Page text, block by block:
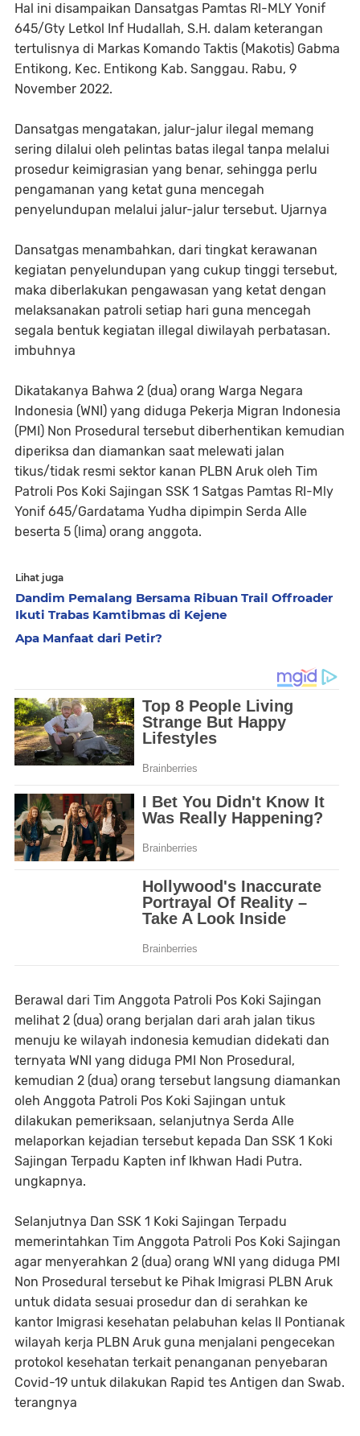
Hal ini disampaikan Dansatgas Pamtas RI-MLY Yonif
645/Gty Letkol Inf Hudallah, S.H. dalam keterangan
tertulisnya di Markas Komando Taktis (Makotis) Gabma
Entikong, Kec. Entikong Kab. Sanggau. Rabu, 9
November 2022.
Dansatgas mengatakan, jalur-jalur ilegal memang
sering dilalui oleh pelintas batas ilegal tanpa melalui
prosedur keimigrasian yang benar, sehingga perlu
pengamanan yang ketat guna mencegah
penyelundupan melalui jalur-jalur tersebut. Ujarnya
Dansatgas menambahkan, dari tingkat kerawanan
kegiatan penyelundupan yang cukup tinggi tersebut,
maka diberlakukan pengawasan yang ketat dengan
melaksanakan patroli setiap hari guna mencegah
segala bentuk kegiatan illegal diwilayah perbatasan.
imbuhnya
Dikatakanya Bahwa 2 (dua) orang Warga Negara
Indonesia (WNI) yang diduga Pekerja Migran Indonesia
(PMI) Non Prosedural tersebut diberhentikan kemudian
diperiksa dan diamankan saat melewati jalan
tikus/tidak resmi sektor kanan PLBN Aruk oleh Tim
Patroli Pos Koki Sajingan SSK 1 Satgas Pamtas RI-Mly
Yonif 645/Gardatama Yudha dipimpin Serda Alle
beserta 5 (lima) orang anggota.
Lihat juga
Dandim Pemalang Bersama Ribuan Trail Offroader
Ikuti Trabas Kamtibmas di Kejene
Apa Manfaat dari Petir?
Berawal dari Tim Anggota Patroli Pos Koki Sajingan
melihat 2 (dua) orang berjalan dari arah jalan tikus
menuju ke wilayah indonesia kemudian didekati dan
ternyata WNI yang diduga PMI Non Prosedural,
kemudian 2 (dua) orang tersebut langsung diamankan
oleh Anggota Patroli Pos Koki Sajingan untuk
dilakukan pemeriksaan, selanjutnya Serda Alle
melaporkan kejadian tersebut kepada Dan SSK 1 Koki
Sajingan Terpadu Kapten inf Ikhwan Hadi Putra.
ungkapnya.
Selanjutnya Dan SSK 1 Koki Sajingan Terpadu
memerintahkan Tim Anggota Patroli Pos Koki Sajingan
agar menyerahkan 2 (dua) orang WNI yang diduga PMI
Non Prosedural tersebut ke Pihak Imigrasi PLBN Aruk
untuk didata sesuai prosedur dan di serahkan ke
kantor Imigrasi kesehatan pelabuhan kelas II Pontianak
wilayah kerja PLBN Aruk guna menjalani pengecekan
protokol kesehatan terkait penanganan penyebaran
Covid-19 untuk dilakukan Rapid tes Antigen dan Swab.
terangnya